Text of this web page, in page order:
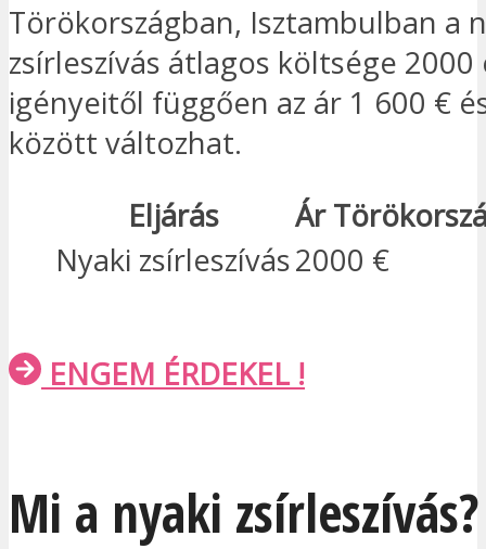
Törökországban, Isztambulban a
zsírleszívás átlagos költsége 2000
igényeitől függően az ár 1 600 €
között változhat.
Eljárás
Ár
Nyaki zsírleszívás2000 €
ENGEM ÉRDEKEL !
Mi a nyaki zsírleszívás?